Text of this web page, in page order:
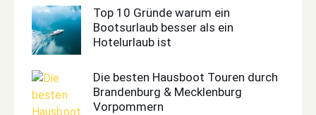
Top 10 Gründe warum ein
Bootsurlaub besser als ein
Hotelurlaub ist
Die besten Hausboot Touren durch
Brandenburg & Mecklenburg
Vorpommern